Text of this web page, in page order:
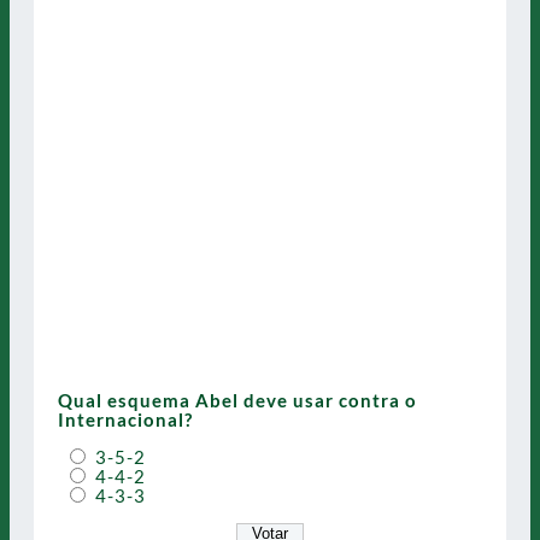
Qual esquema Abel deve usar contra o
Internacional?
3-5-2
4-4-2
4-3-3